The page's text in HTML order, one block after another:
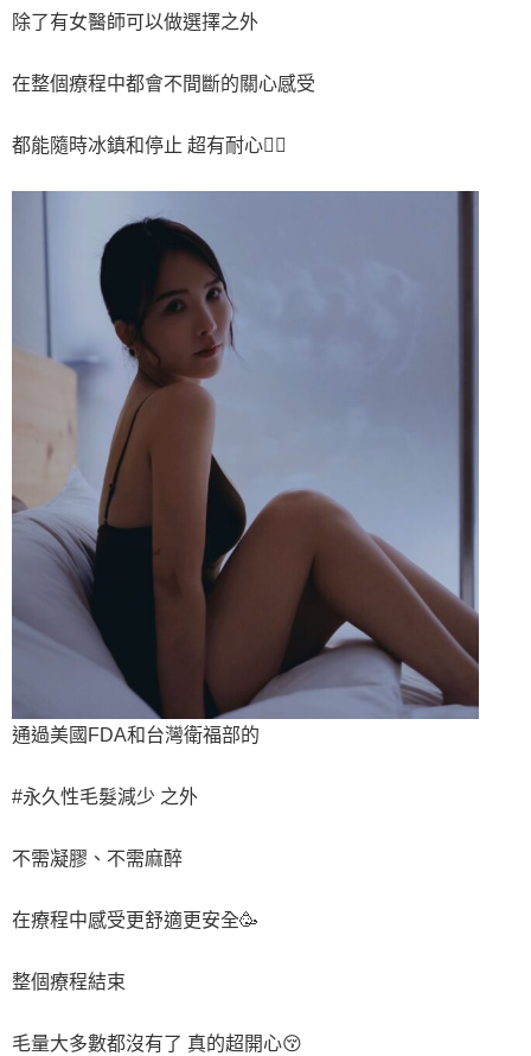
除了有女醫師可以做選擇之外
在整個療程中都會不間斷的關心感受
都能隨時冰鎮和停止 超有耐心👍🏻
通過美國FDA和台灣衛福部的
#永久性毛髮減少 之外
不需凝膠、不需麻醉
在療程中感受更舒適更安全🥳
整個療程結束
毛量大多數都沒有了 真的超開心😚